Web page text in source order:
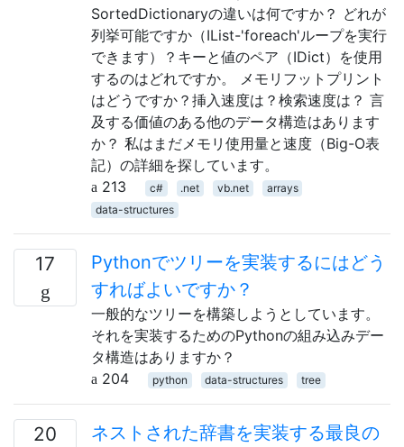
SortedDictionaryの違いは何ですか？ どれが
列挙可能ですか（IList-'foreach'ループを実行
できます）？キーと値のペア（IDict）を使用
するのはどれですか。 メモリフットプリント
はどうですか？挿入速度は？検索速度は？ 言
及する価値のある他のデータ構造はあります
か？ 私はまだメモリ使用量と速度（Big-O表
記）の詳細を探しています。
213
c# .net vb.net
arrays
data-structures
17
Pythonでツリーを実装するにはどう
すればよいですか？
一般的なツリーを構築しようとしています。
それを実装するためのPythonの組み込みデー
タ構造はありますか？
204
python data-structures tree
20
ネストされた辞書を実装する最良の